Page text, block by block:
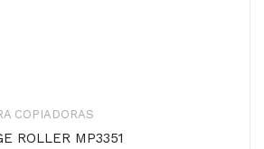
COPIADORAS
ROLLER MP3351